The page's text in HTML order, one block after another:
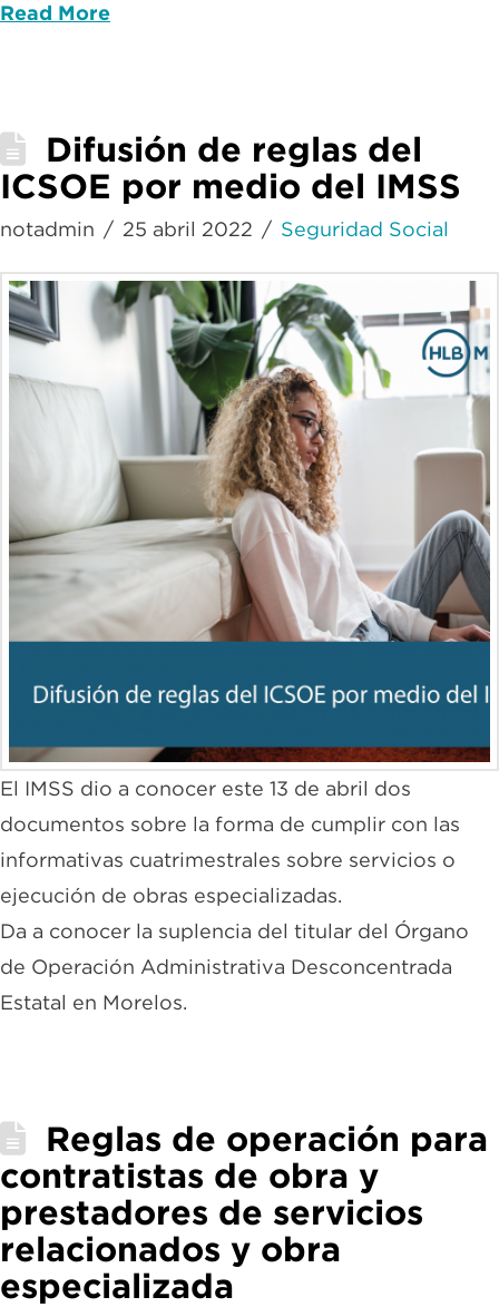
Read More
Difusión de reglas del
ICSOE por medio del IMSS
notadmin 25 abril 2022 Seguridad Social
El IMSS dio a conocer este 13 de abril dos
documentos sobre la forma de cumplir con las
informativas cuatrimestrales sobre servicios o
ejecución de obras especializadas.
Da a conocer la suplencia del titular del Órgano
de Operación Administrativa Desconcentrada
Estatal en Morelos.
Reglas de operación para
contratistas de obra y
prestadores de servicios
relacionados y obra
especializada